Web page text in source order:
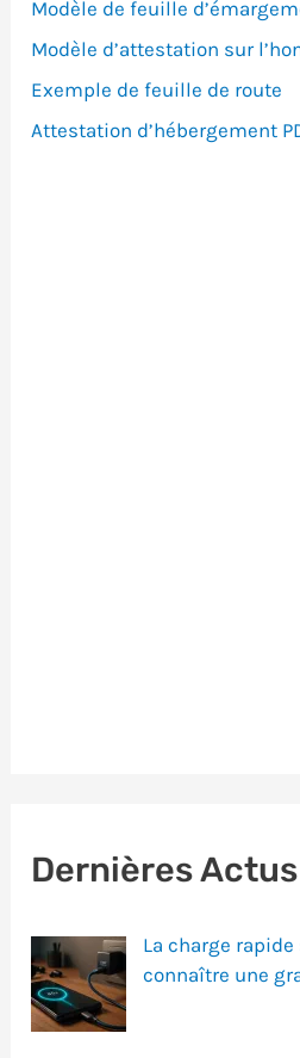
Modèle de feuille
Modèle d’attestation sur
Exemple de feuille de route
Attestation d’hébergement
Dernières Actus
La charge
connaître une